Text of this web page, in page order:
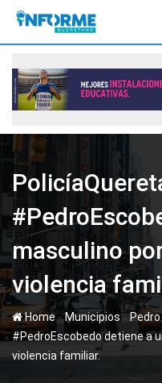
Skip
content
masculino
violencia
Home-Municipios-
#PedroEscobedo detiene a
violencia familiar.